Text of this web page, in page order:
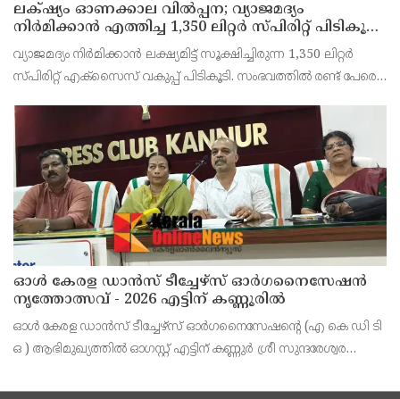
ലക്‌ഷ്യം ഓണക്കാല വിൽപ്പന; വ്യാജമദ്യം
നിർമിക്കാൻ എത്തിച്ച 1,350 ലിറ്റർ സ്പിരിറ്റ് പിടികൂടി;
രണ്ട് പേർ അറസ്റ്റിൽ
വ്യാജമദ്യം നിർമിക്കാൻ ലക്ഷ്യമിട്ട് സൂക്ഷിച്ചിരുന്ന 1,350 ലിറ്റർ
സ്പിരിറ്റ് എക്സൈസ് വകുപ്പ് പിടികൂടി. സംഭവത്തിൽ രണ്ട് പേരെ
കോട്ടക്കുളങ്ങരയിലെ ഹോളോബ്രിക
ഓൾ കേരള ഡാൻസ് ടീച്ചേഴ്സ് ഓർഗനൈസേഷൻ
നൃത്തോത്സവ് - 2026 എട്ടിന് കണ്ണൂരിൽ
ഓൾ കേരള ഡാൻസ് ടീച്ചേഴ്സ് ഓർഗനൈസേഷൻ്റെ (എ കെ ഡി ടി
ഒ ) ആഭിമുഖ്യത്തിൽ ഓഗസ്റ്റ് എട്ടിന് കണ്ണുർ ശ്രീ സുന്ദരേശ്വര
സംഘാടകർ കണ്ണൂർ പ്രസ് ക്ളബ്ബിൽ വാർത്താ സമ